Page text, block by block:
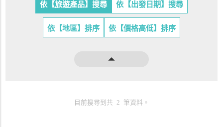
依【旅遊產品】搜尋 依【出發日期】搜尋
依【地區】排序 依【價格高低】排序
arrow_drop_up
目前搜尋到共 2 筆資料。